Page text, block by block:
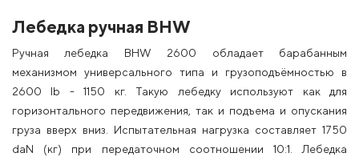
Лебедка ручная BHW
Ручная лебедка BHW 2600 обладает барабанным
механизмом универсального типа и грузоподъёмностью в
2600 lb - 1150 кг. Такую лебедку используют как для
горизонтального передвижения, так и подъема и опускания
груза вверх вниз. Испытательная нагрузка составляет 1750
daN (кг) при передаточном соотношении 10:1. Лебедка